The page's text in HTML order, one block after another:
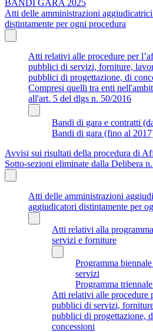
BANDI GARA 2025
Atti delle amministrazioni
distintamente per ogni procedura
Atti relativi alle procedure per
pubblici di servizi, forniture,
pubblici di progettazione, di
Compresi quelli tra enti
all'art. 5 del dlgs n. 50/2016
Bandi di gara e contratti
Bandi di gara (fino al
Avvisi sui risultati della procedura di
Sotto-sezioni eliminate dalla Delibera
Atti delle amministrazioni
aggiudicatori distintamente per
Atti relativi alla
servizi e forniture
Programma
servizi
Programma
Atti relativi alle procedure
pubblici di servizi,
pubblici di progettazione,
concessioni